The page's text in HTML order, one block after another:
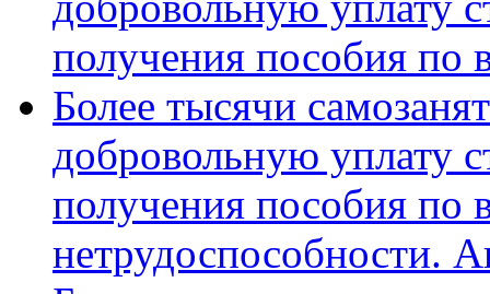
получения пособия по
Более тысячи
добровольную уплату
получения пособия по
нетрудоспособности.